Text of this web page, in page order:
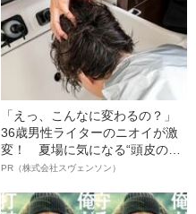
「えっ、こんなに変わるの？」
36歳男性ライターのニオイが激
変！ 夏場に気になる“頭皮のニ
オイ”や“ベタつき”を解消す
ト”が生み出した徹底ケアとは
PR（株式会社スヴェンソン）